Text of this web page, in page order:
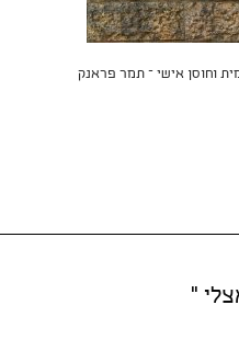
וחוסן אישי – תמר פראנק
"